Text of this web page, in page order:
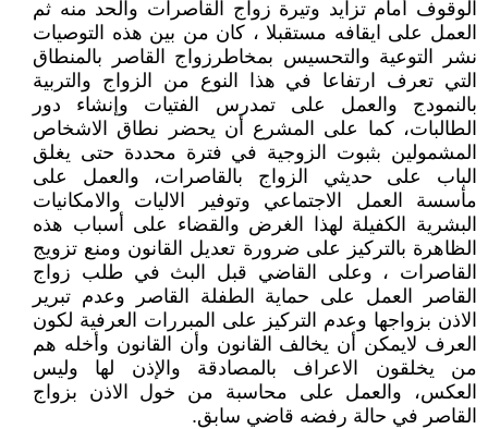
الوقوف أمام تزايد وتيرة زواج القاصرات والحد منه ثم
العمل على ايقافه مستقبلا ، كان من بين هذه التوصيات
نشر التوعية والتحسيس بمخاطرزواج القاصر بالمنطاق
التي تعرف ارتفاعا في هذا النوع من الزواج والتربية
بالنمودج والعمل على تمدرس الفتيات وإنشاء دور
الطالبات، كما على المشرع أن يحضر نطاق الاشخاص
المشمولين بثبوت الزوجية في فترة محددة حتى يغلق
الباب على حديثي الزواج بالقاصرات، والعمل على
مأسسة العمل الاجتماعي وتوفير الاليات والامكانيات
البشرية الكفيلة لهذا الغرض والقضاء على أسباب هذه
الظاهرة بالتركيز على ضرورة تعديل القانون ومنع تزويج
القاصرات ، وعلى القاضي قبل البث في طلب زواج
القاصر العمل على حماية الطفلة القاصر وعدم تبرير
الاذن بزواجها وعدم التركيز على المبررات العرفية لكون
العرف لايمكن أن يخالف القانون وأن القانون وأخله هم
من يخلقون الاعراف بالمصادقة والإذن لها وليس
العكس، والعمل على محاسبة من خول الاذن بزواج
القاصر في حالة رفضه قاضي سابق.